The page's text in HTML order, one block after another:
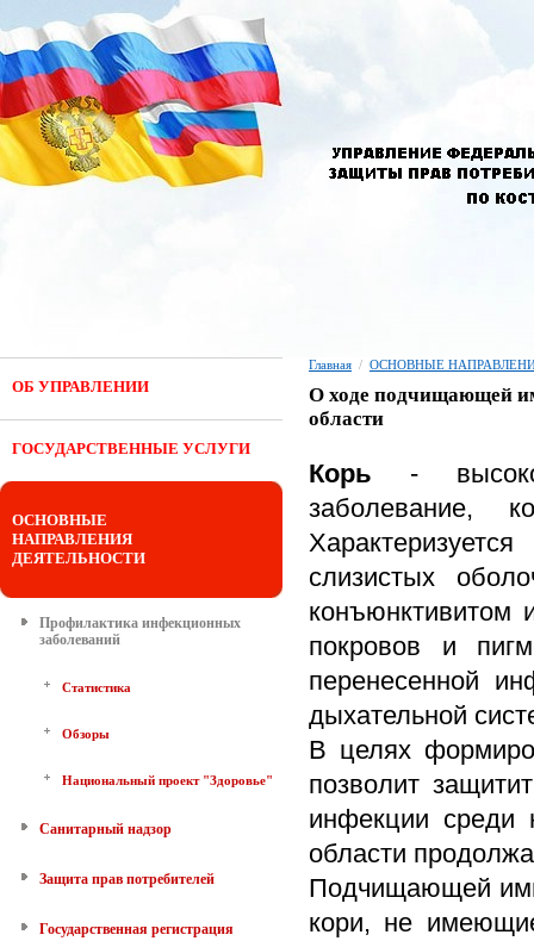
ОБ УПРАВЛЕНИИ
ГОСУДАРСТВЕННЫЕ УСЛУГИ
ОСНОВНЫЕ
НАПРАВЛЕНИЯ
ДЕЯТЕЛЬНОСТИ
Профилактика инфекционных
заболеваний
Статистика
Обзоры
Национальный проект "Здоровье"
Санитарный надзор
Защита прав потребителей
Государственная регистрация
Главная / ОСНОВНЫЕ
О ходе подчищающей
области
Корь -
заболевание,
слизистых
конъюнктивитом
покровов и
перенесенной
дыхательной
В целях
позволит
инфекции среди
области
Подчищающей
кори, не